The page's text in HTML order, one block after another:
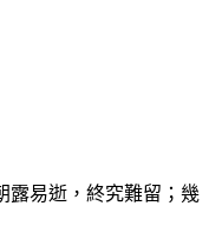
露易逝，終究難留；幾